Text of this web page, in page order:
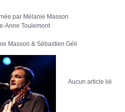
par Mélanie Masson
Anne Toulemont
Masson & Sébastien Géli
Aucun article lié